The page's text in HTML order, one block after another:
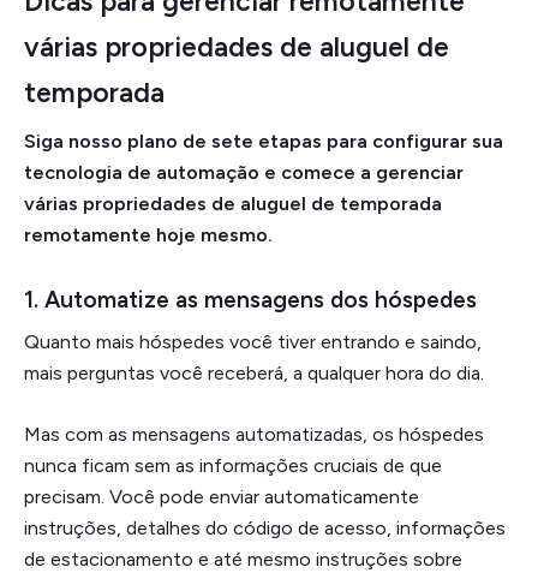
várias propriedades de aluguel de
temporada
Siga nosso plano de sete etapas para configurar sua
tecnologia de automação e comece a gerenciar
várias propriedades de aluguel de temporada
remotamente hoje mesmo.
1. Automatize as mensagens dos hóspedes
Quanto mais hóspedes você tiver entrando e saindo,
mais perguntas você receberá, a qualquer hora do dia.
Mas com as mensagens automatizadas, os hóspedes
nunca ficam sem as informações cruciais de que
precisam. Você pode enviar automaticamente
instruções, detalhes do código de acesso, informações
de estacionamento e até mesmo instruções sobre